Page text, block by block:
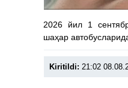
2026 йил 1
шаҳар
Kiritildi: 21:02